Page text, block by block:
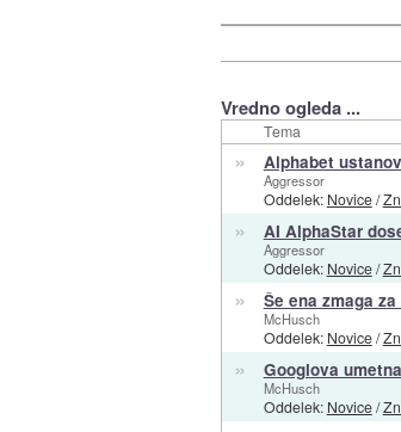
Vredno ogleda ...
Tema
» Alphabet
Aggressor
Oddelek: Novice/
» AI AlphaStar
Aggressor
Oddelek: Novice/
» Še ena zmaga
McHusch
Oddelek: Novice/
» Googlova
McHusch
Oddelek: Novice/